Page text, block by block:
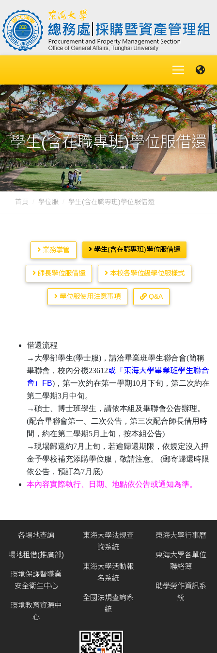
學生(含在職專班)學位服借還
首頁 學位服 學生(含在職專班)學位服借還
業務掌管 學生(含在職專班)學位服借還
師長學位服借還 本校各學位級學位服樣式
學位服使用注意事項 Q&A
借還流程
→大學部學生(學士服)，請洽畢業班學生聯合會(簡稱
畢聯會，校內分機23612或「東海大學畢業班學生聯合
會」FB)，第一次約在第一學期10月下旬，第二次約在
第二學期3月中旬。
→碩士、博士班學生，請依本組及畢聯會公告辦理。
(配合畢聯會第一、二次公告，第三次配合師長借用時
間，約在第二學期5月上旬，按本組公告)
→現場歸還約7月上旬，若逾歸還期限，依規定沒入押
金予學校補充添購學位服，敬請注意。 (郵寄歸還時限
依公告，預訂為7月底)
本內容實際執行、日期、地點依公告或通知為準。
各場地查詢
場地租借(推廣部)
環境保護暨職業
安全衛生中心
環境教育資源中
心
東海大學法規查
詢系統
東海大學活動報
名系統
全國法規查詢系
統
東海大學行事曆
東海大學各單位
聯絡簿
助學勞作資訊系
統